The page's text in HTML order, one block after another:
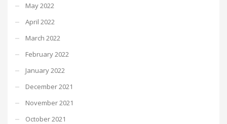
May 2022
April 2022
March 2022
February 2022
January 2022
December 2021
November 2021
October 2021